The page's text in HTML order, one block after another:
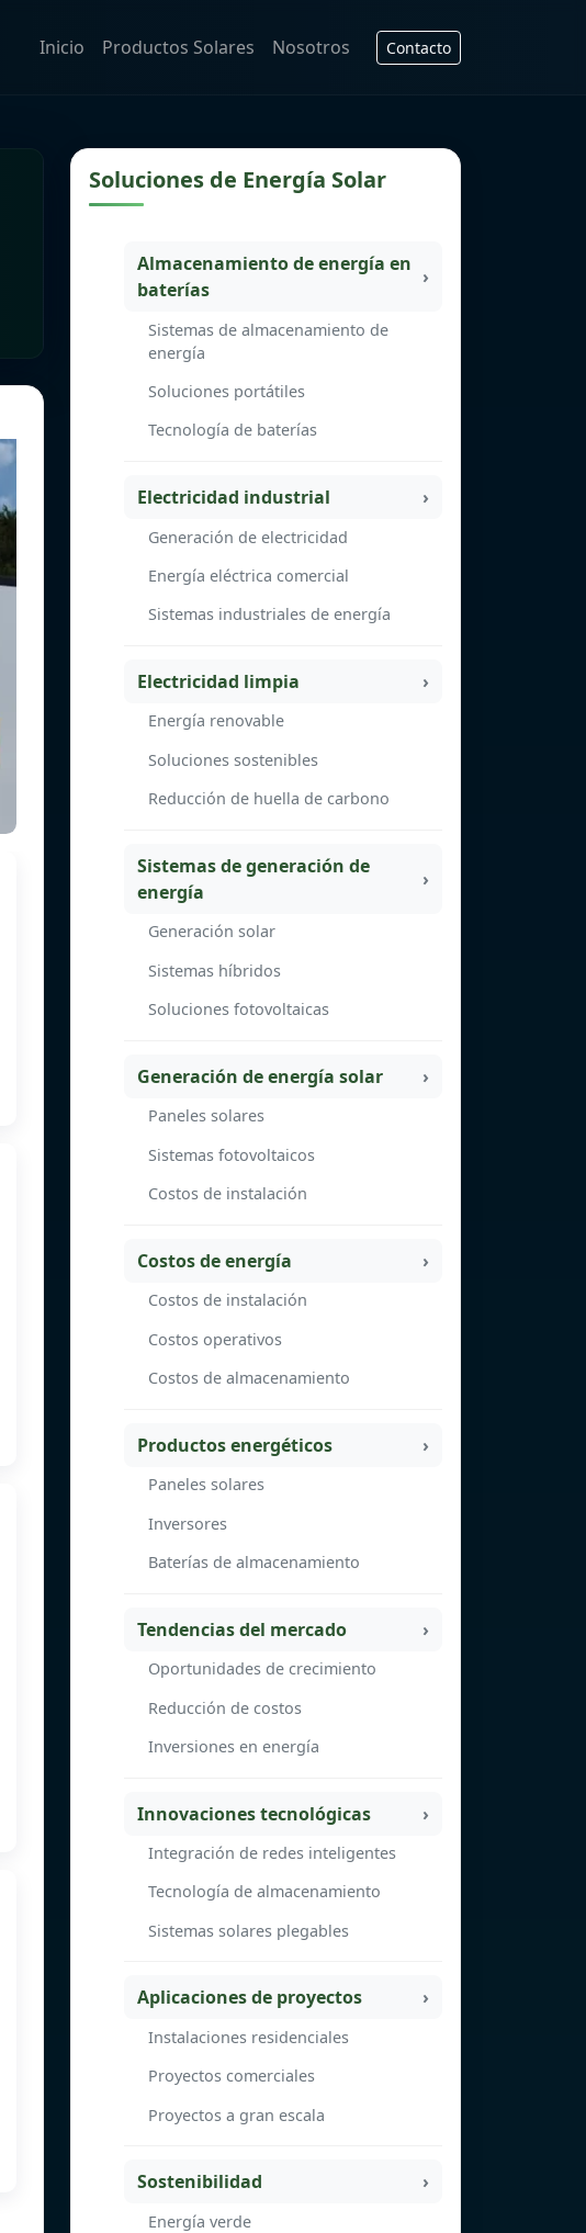
Inicio Productos Solares Nosotros Contacto
Soluciones de Energía Solar
Almacenamiento de energía en
baterías
Sistemas de almacenamiento de
energía
Soluciones portátiles
Tecnología de baterías
Electricidad industrial
Generación de electricidad
Energía eléctrica comercial
Sistemas industriales de energía
Electricidad limpia
Energía renovable
Soluciones sostenibles
Reducción de huella de carbono
Sistemas de generación de
energía
Generación solar
Sistemas híbridos
Soluciones fotovoltaicas
Generación de energía solar
Paneles solares
Sistemas fotovoltaicos
Costos de instalación
Costos de energía
Costos de instalación
Costos operativos
Costos de almacenamiento
Productos energéticos
Paneles solares
Inversores
Baterías de almacenamiento
Tendencias del mercado
Oportunidades de crecimiento
Reducción de costos
Inversiones en energía
Innovaciones tecnológicas
Integración de redes inteligentes
Tecnología de almacenamiento
Sistemas solares plegables
Aplicaciones de proyectos
Instalaciones residenciales
Proyectos comerciales
Proyectos a gran escala
Sostenibilidad
Energía verde